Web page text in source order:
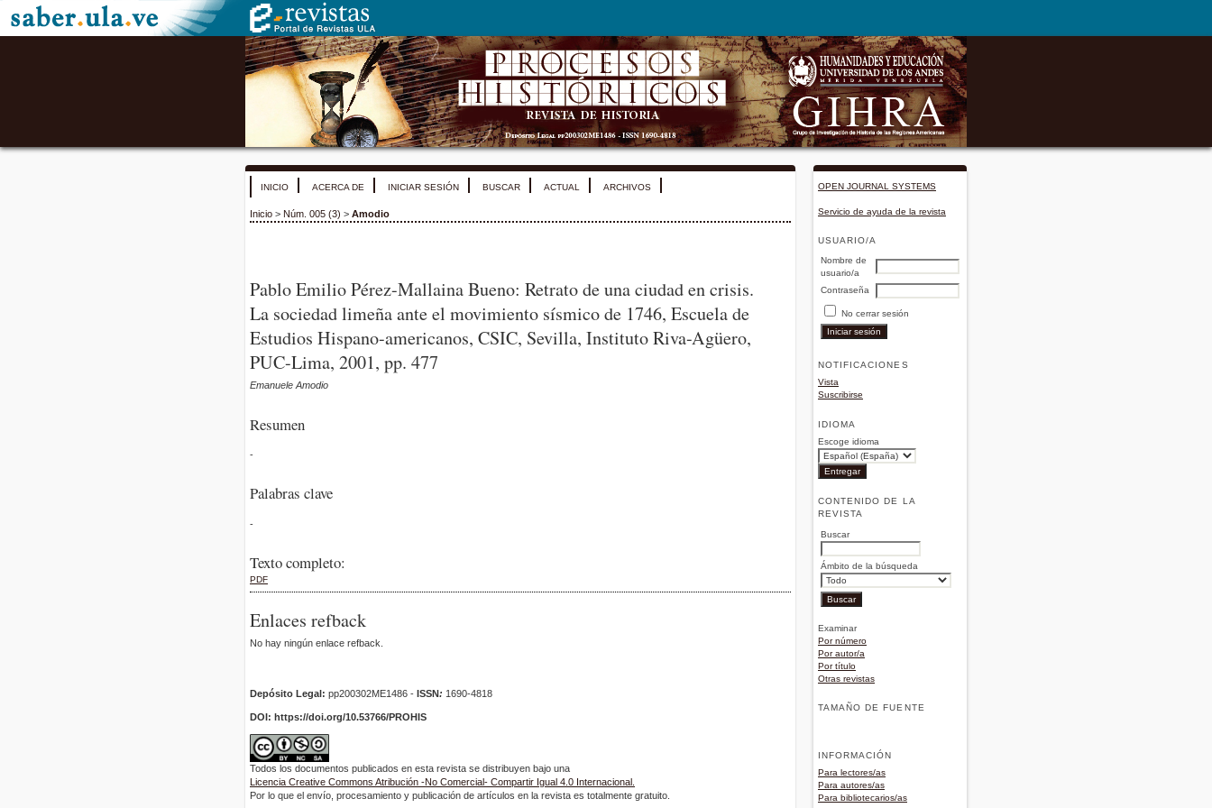
OPEN JOURNAL SYSTEMS
Servicio de ayuda de la revista
USUARIO/A
Nombre de
usuario/a
Contraseña
No cerrar sesión
NOTIFICACIONES
Vista
Suscribirse
IDIOMA
Escoge idioma
CONTENIDO DE LA
REVISTA
Buscar
Ámbito de la búsqueda
Examinar
Por número
Por autor/a
Por título
Otras revistas
TAMAÑO DE FUENTE
INFORMACIÓN
Para lectores/as
Para autores/as
Para bibliotecarios/as
INICIO ACERCA DE INICIAR SESIÓN BUSCAR ACTUAL ARCHIVOS
Inicio > Núm. 005 (3) > Amodio
Pablo Emilio Pérez-Mallaina Bueno: Retrato de una ciudad en crisis.
La sociedad limeña ante el movimiento sísmico de 1746, Escuela de
Estudios Hispano-americanos, CSIC, Sevilla, Instituto Riva-Agüero,
PUC-Lima, 2001, pp. 477
Emanuele Amodio
Resumen
-
Palabras clave
-
Texto completo:
PDF
Enlaces refback
No hay ningún enlace refback.
Depósito Legal: pp200302ME1486 - ISSN: 1690-4818
DOI: https://doi.org/10.53766/PROHIS
Todos los documentos publicados en esta revista se distribuyen bajo una
Licencia Creative Commons Atribución -No Comercial- Compartir Igual 4.0 Internacional.
Por lo que el envío, procesamiento y publicación de artículos en la revista es totalmente gratuito.